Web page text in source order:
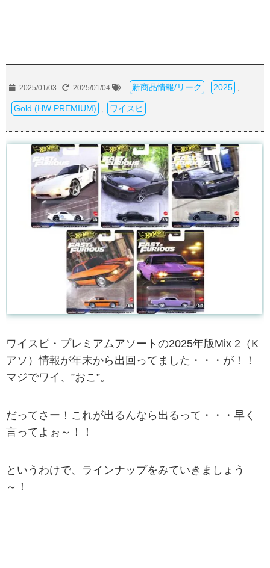
2025/01/03 2025/01/04 - 新商品情報/リーク 2025
Gold (HW PREMIUM) ワイスピ
ワイスピ・プレミアムアソートの2025年版Mix 2（K
アソ）情報が年末から出回ってました・・・が！！
マジでワイ、”おこ”。
だってさー！これが出るんなら出るって・・・早く
言ってよぉ～！！
というわけで、ラインナップをみていきましょう
～！